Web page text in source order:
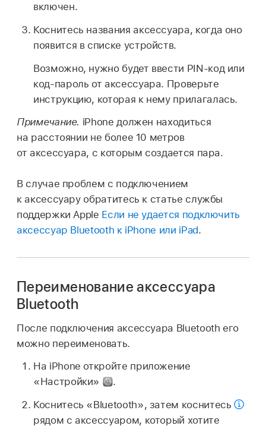
включен.
Коснитесь названия аксессуара, когда оно
появится в списке устройств.
Возможно, нужно будет ввести PIN-код или
код-пароль от аксессуара. Проверьте
инструкцию, которая к нему прилагалась.
Примечание. iPhone должен находиться
на расстоянии не более 10 метров
от аксессуара, с которым создается пара.
В случае проблем с подключением
к аксессуару обратитесь к статье службы
поддержки Apple Если не удается подключить
аксессуар Bluetooth к iPhone или iPad.
Переименование аксессуара
Bluetooth
После подключения аксессуара Bluetooth его
можно переименовать.
На iPhone откройте приложение
«Настройки»
.
Коснитесь «Bluetooth», затем коснитесь
рядом с аксессуаром, который хотите